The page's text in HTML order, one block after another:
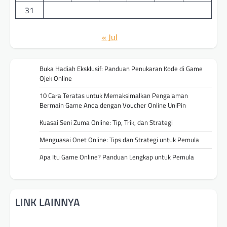
31
« Jul
Buka Hadiah Eksklusif: Panduan Penukaran Kode di Game
Ojek Online
10 Cara Teratas untuk Memaksimalkan Pengalaman
Bermain Game Anda dengan Voucher Online UniPin
Kuasai Seni Zuma Online: Tip, Trik, dan Strategi
Menguasai Onet Online: Tips dan Strategi untuk Pemula
Apa Itu Game Online? Panduan Lengkap untuk Pemula
LINK LAINNYA